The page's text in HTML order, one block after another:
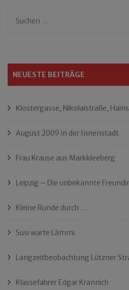
Suchen
NEUESTE BEITRÄGE
Klostergasse, Nikolaistraße,
August 2009 in der Innenstadt
Frau Krause aus Markkleeberg
Leipzig – Die unbekannte
Kleine Runde durch …
Susi warte Lämmi
Langzeitbeobachtung Lützner
Klassefahrer Edgar Krannich